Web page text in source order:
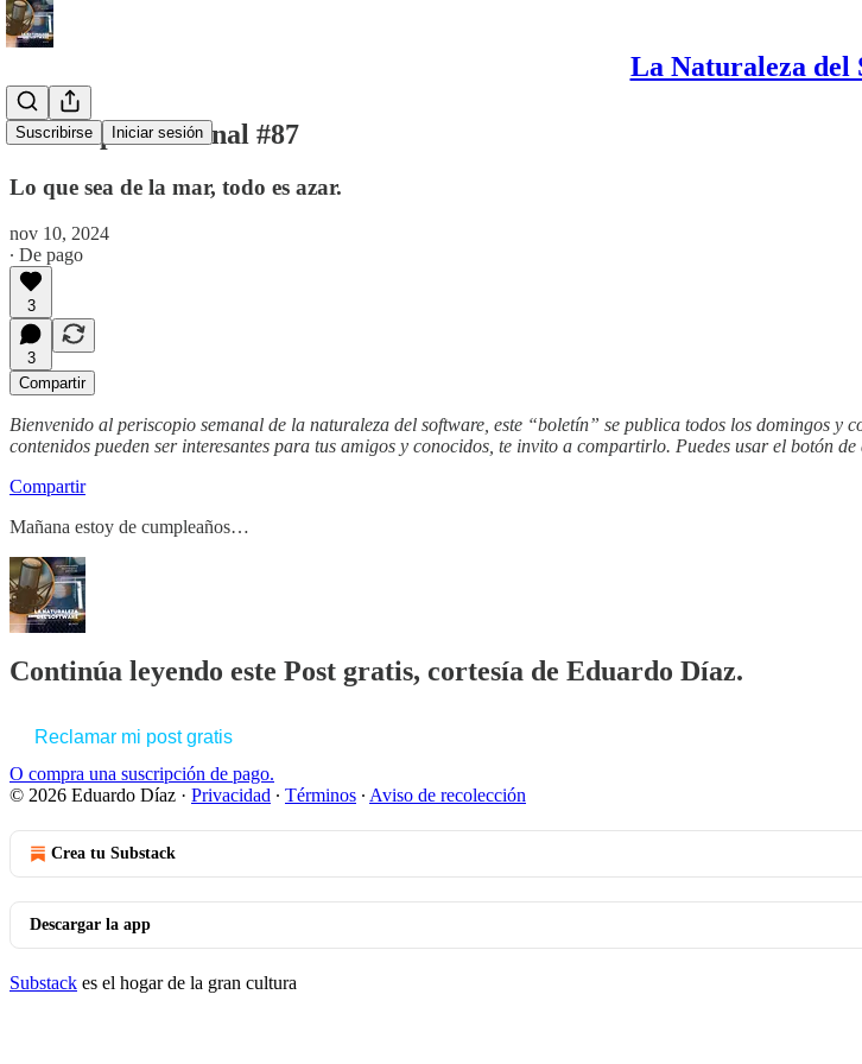
La Naturaleza del
Suscribirse Iniciar sesión
Periscopio Semanal #87
Lo que sea de la mar, todo es azar.
nov 10, 2024
∙ De pago
3
3
Compartir
Bienvenido al periscopio semanal de la naturaleza del software, este “boletín” se publica todos los domingos y
contenidos pueden ser interesantes para tus amigos y conocidos, te invito a compartirlo. Puedes usar el botón
Compartir
Mañana estoy de cumpleaños…
Continúa leyendo este Post gratis, cortesía de Eduardo Díaz.
Reclamar mi post gratis
O compra una suscripción de pago.
© 2026 Eduardo Díaz · Privacidad ∙ Términos ∙ Aviso de recolección
Crea tu Substack
Descargar la app
Substack es el hogar de la gran cultura